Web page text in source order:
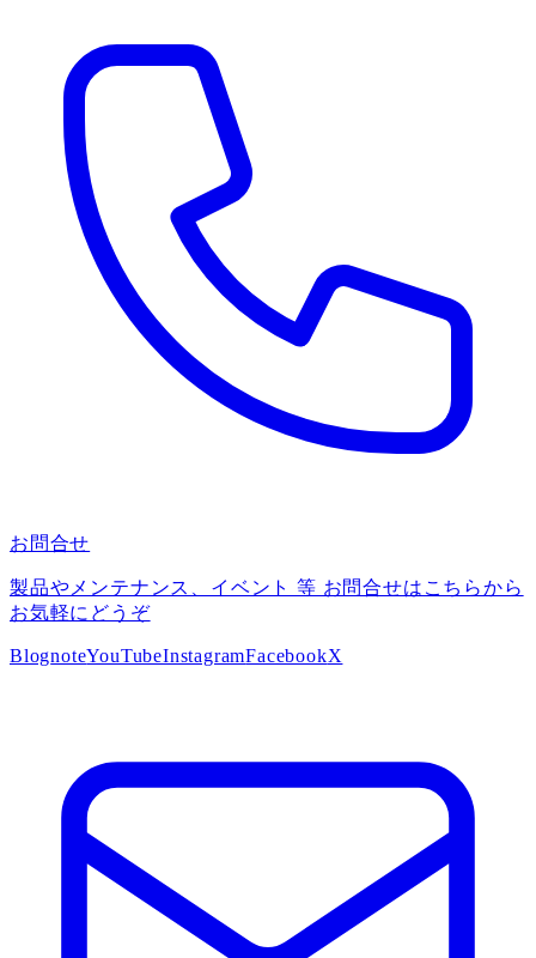
お問合せ
製品やメンテナンス、イベント 等 お問合せはこちらから
お気軽にどうぞ
BlognoteYouTubeInstagramFacebookX